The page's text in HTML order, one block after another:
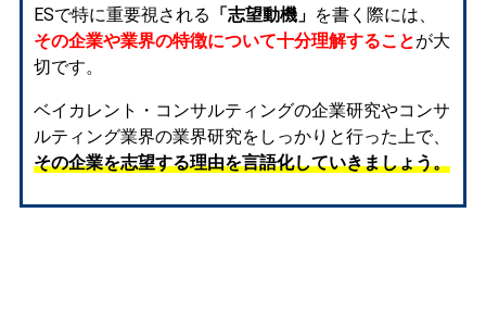
ESで特に重要視される 「志望動機」 を書く際には、
その企業や業界の特徴について十分理解することが大
切です。
ベイカレント・コンサルティングの企業研究やコンサ
ルティング業界の業界研究をしっかりと行った上で、
その企業を志望する理由を言語化していきましょう。